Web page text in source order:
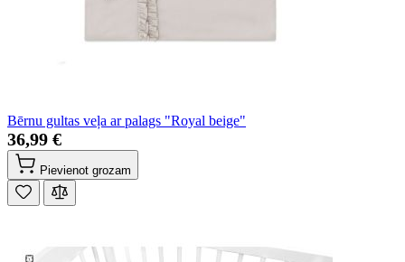
Bērnu gultas veļa ar palags "Royal beige"
36,99 €
Pievienot grozam